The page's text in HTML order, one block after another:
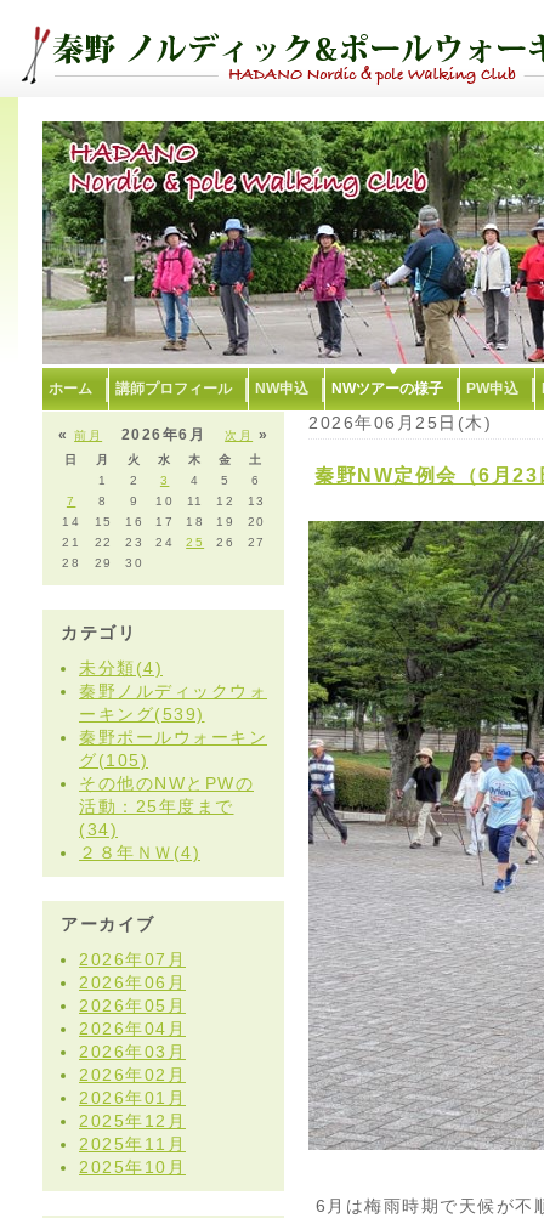
ホーム 講師プロフィール NW申込 NWツアーの様子 PW申込
«前月 次月 »
2026年6月
日 月 火 水 木 金
土
1
2 3 4 5
6
7
8 9 10 11 12
13
14
15 16 17 18 19
20
21
22 23 24 25 26
27
28
29 30
カテゴリ
未分類(4)
秦野ノルディックウォ
ーキング(539)
秦野ポールウォーキン
グ(105)
その他のNWとPWの
活動：25年度まで
(34)
２８年ＮＷ(4)
アーカイブ
2026年07月
2026年06月
2026年05月
2026年04月
2026年03月
2026年02月
2026年01月
2025年12月
2025年11月
2025年10月
2026年06月25日(木)
秦野NW定例会（6月23
6月は梅雨時期で天候が不